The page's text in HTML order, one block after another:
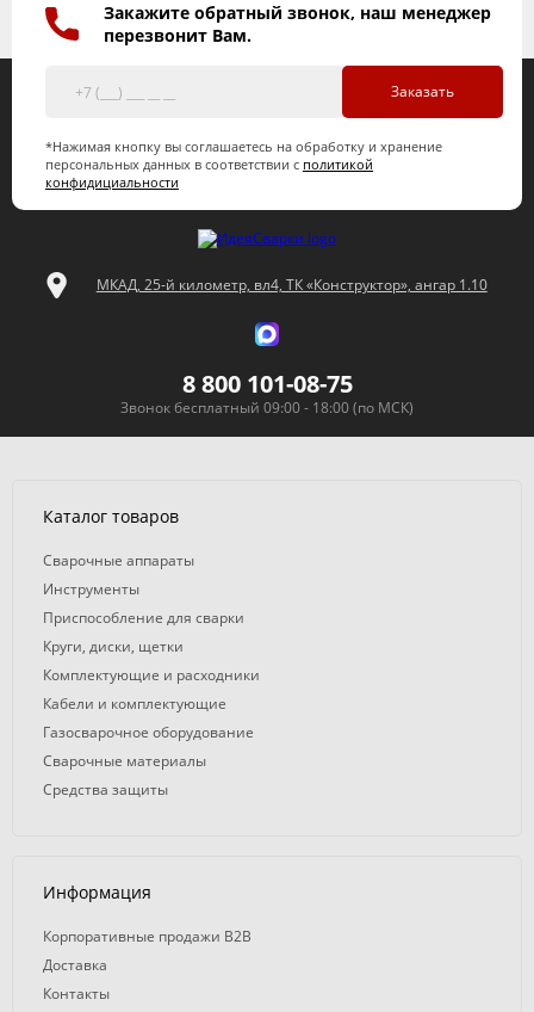
Закажите обратный звонок, наш менеджер
перезвонит Вам.
Заказать
*Нажимая кнопку вы соглашаетесь на обработку и хранение
персональных данных в соответствии с политикой
конфидициальности
МКАД, 25-й километр, вл4, ТК «Конструктор», ангар 1.10
8 800 101-08-75
Звонок бесплатный 09:00 - 18:00 (по МСК)
Каталог товаров
Сварочные аппараты
Инструменты
Приспособление для сварки
Круги, диски, щетки
Комплектующие и расходники
Кабели и комплектующие
Газосварочное оборудование
Сварочные материалы
Средства защиты
Информация
Корпоративные продажи B2B
Доставка
Контакты